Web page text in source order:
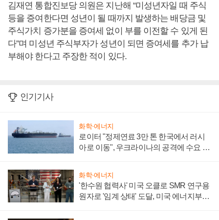
김재연 통합진보당 의원은 지난해 “미성년자일 때 주식
등을 증여한다면 성년이 될 때까지 발생하는 배당금 및
주식가치 증가분을 증여세 없이 부를 이전할 수 있게 된
다”며 미성년 주식부자가 성년이 되면 증여세를 추가 납
부해야 한다고 주장한 적이 있다.
인기기사
화학·에너지
로이터 "정제연료 3만 톤 한국에서 러시
아로 이동", 우크라이나의 공격에 수요 늘
화학·에너지
'한수원 협력사' 미국 오클로 SMR 연구용
원자로 '임계 상태' 도달, 미국 에너지부